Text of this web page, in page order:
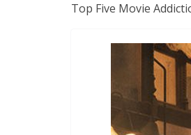
Top Five Movie